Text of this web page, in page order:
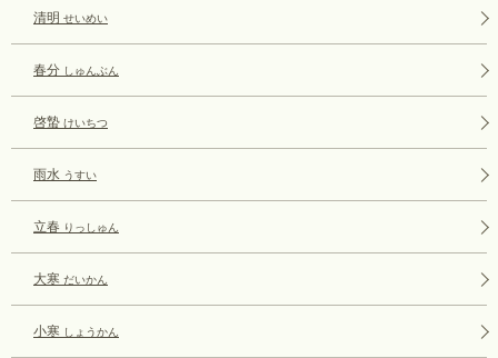
清明 せいめい
春分 しゅんぶん
啓蟄 けいちつ
雨水 うすい
立春 りっしゅん
大寒 だいかん
小寒 しょうかん